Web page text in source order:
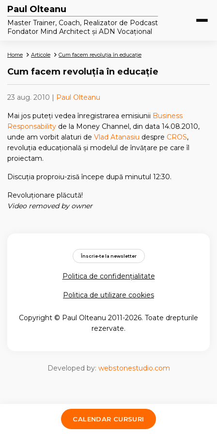
Paul Olteanu
Master Trainer, Coach, Realizator de Podcast
Fondator Mind Architect și ADN Vocațional
Home Articole Cum facem revoluţia în educaţie
Cum facem revoluţia în educaţie
23 aug. 2010 | Paul Olteanu
Mai jos puteţi vedea înregistrarea emisiunii Business
Responsability de la Money Channel, din data 14.08.2010,
unde am vorbit alaturi de Vlad Atanasiu despre CROS,
revoluţia educaţională şi modelul de învăţare pe care îl
proiectam.
Discuţia proproiu-zisă începe după minutul 12:30.
Revoluţionare plăcută!
Video removed by owner
Înscrie-te la newsletter
Politica de confidențialitate
Politica de utilizare cookies
Copyright © Paul Olteanu 2011-2026. Toate drepturile
rezervate.
Developed by: webstonestudio.com
CALENDAR CURSURI